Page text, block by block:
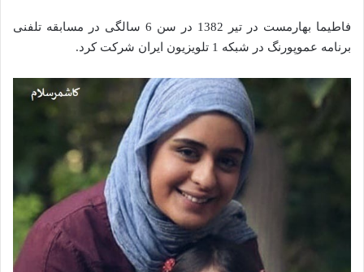
فاطیما بهارمست در تیر 1382 در سن 6 سالگی در مسابقه تلفنی
برنامه عموپورنگ در شبکه 1 تلویزیون ایران شرکت کرد.